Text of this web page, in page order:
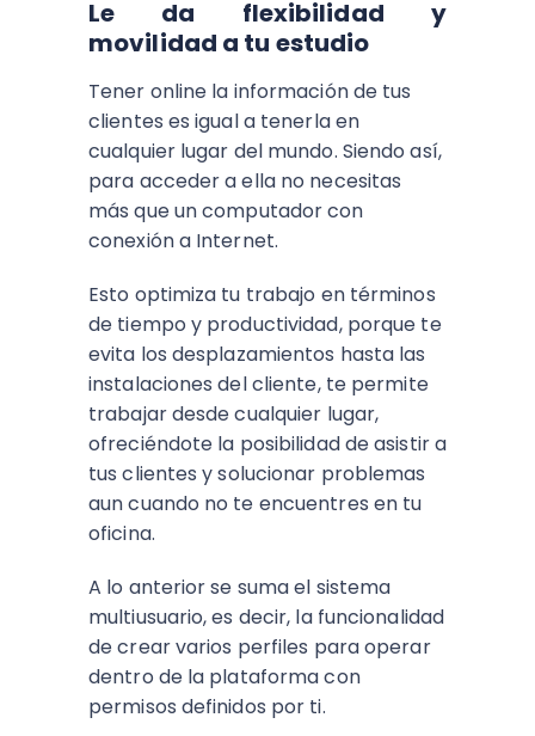
Le da flexibilidad y
movilidad a tu estudio
Tener online la información de tus
clientes es igual a tenerla en
cualquier lugar del mundo. Siendo así,
para acceder a ella no necesitas
más que un computador con
conexión a Internet.
Esto optimiza tu trabajo en términos
de tiempo y productividad, porque te
evita los desplazamientos hasta las
instalaciones del cliente, te permite
trabajar desde cualquier lugar,
ofreciéndote la posibilidad de asistir a
tus clientes y solucionar problemas
aun cuando no te encuentres en tu
oficina.
A lo anterior se suma el sistema
multiusuario, es decir, la funcionalidad
de crear varios perfiles para operar
dentro de la plataforma con
permisos definidos por ti.